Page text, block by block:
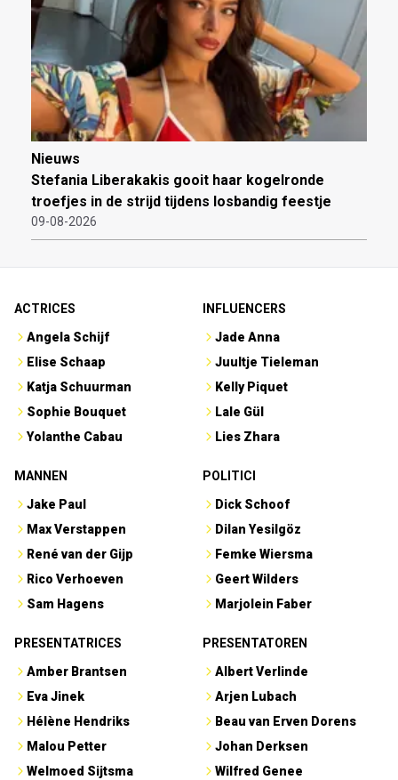
Nieuws
Stefania Liberakakis gooit haar kogelronde
troefjes in de strijd tijdens losbandig feestje
09-08-2026
ACTRICES
Angela Schijf
Elise Schaap
Katja Schuurman
Sophie Bouquet
Yolanthe Cabau
INFLUENCERS
Jade Anna
Juultje Tieleman
Kelly Piquet
Lale Gül
Lies Zhara
MANNEN
Jake Paul
Max Verstappen
René van der Gijp
Rico Verhoeven
Sam Hagens
POLITICI
Dick Schoof
Dilan Yesilgöz
Femke Wiersma
Geert Wilders
Marjolein Faber
PRESENTATRICES
Amber Brantsen
Eva Jinek
Hélène Hendriks
Malou Petter
Welmoed Sijtsma
PRESENTATOREN
Albert Verlinde
Arjen Lubach
Beau van Erven Dorens
Johan Derksen
Wilfred Genee